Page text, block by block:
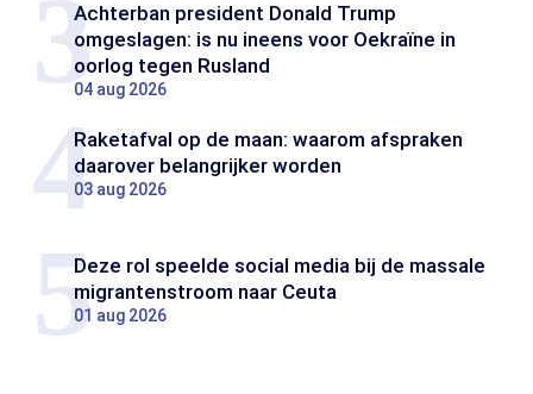
Achterban president Donald Trump
omgeslagen: is nu ineens voor Oekraïne in
oorlog tegen Rusland
04 aug 2026
Raketafval op de maan: waarom afspraken
daarover belangrijker worden
03 aug 2026
Deze rol speelde social media bij de massale
migrantenstroom naar Ceuta
01 aug 2026